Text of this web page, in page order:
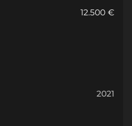
12.500 €
2021